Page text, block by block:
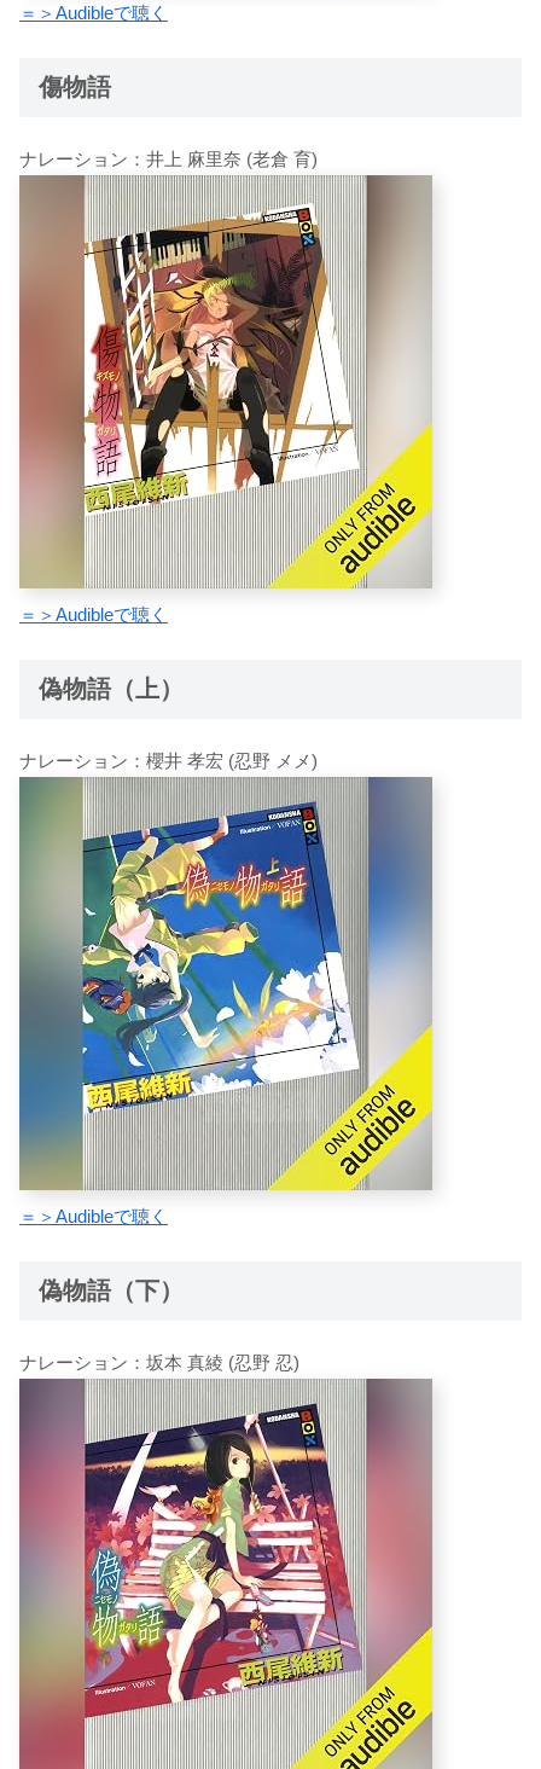
＝＞Audibleで聴く
傷物語
ナレーション：井上 麻里奈 (老倉 育)
＝＞Audibleで聴く
偽物語（上）
ナレーション：櫻井 孝宏 (忍野 メメ)
＝＞Audibleで聴く
偽物語（下）
ナレーション：坂本 真綾 (忍野 忍)